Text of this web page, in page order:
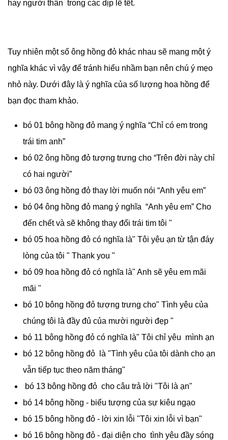
hay người thân trong các dịp lễ tết.
Tuy nhiên một số ông hồng đỏ khác nhau sẽ mang một ý
nghĩa khác vì vậy để tránh hiểu nhầm bạn nên chú ý mẹo
nhỏ này. Dưới đây là ý nghĩa của số lượng hoa hồng để
bạn đọc tham khảo.
bó 01 bông hồng đỏ mang ý nghĩa “Chỉ có em trong
trái tim anh”
bó 02 ông hồng đỏ tượng trưng cho “Trên đời này chỉ
có hai người”
bó 03 ông hồng đỏ thay lời muốn nói “Anh yêu em”
bó 04 ông hồng đỏ mang ý nghĩa “Anh yêu em” Cho
đến chết và sẽ không thay đổi trái tim tôi "
bó 05 hoa hồng đỏ có nghĩa là" Tôi yêu ạn từ tận đáy
lòng của tôi " Thank you "
bó 09 hoa hồng đỏ có nghĩa là" Anh sẽ yêu em mãi
mãi "
bó 10 bông hồng đỏ tượng trưng cho" Tình yêu của
chúng tôi là đầy đủ của mười người đẹp "
bó 11 bông hồng đỏ có nghĩa là" Tôi chỉ yêu mình ạn
bó 12 bông hồng đỏ là "Tình yêu của tôi dành cho ạn
vẫn tiếp tục theo năm tháng"
bó 13 bông hồng đỏ cho câu trả lời "Tôi là ạn"
bó 14 bông hồng - biểu tượng của sự kiêu ngạo
bó 15 bông hồng đỏ - lời xin lỗi "Tôi xin lỗi vì bạn"
bó 16 bông hồng đỏ - đại diện cho tình yêu đầy sóng